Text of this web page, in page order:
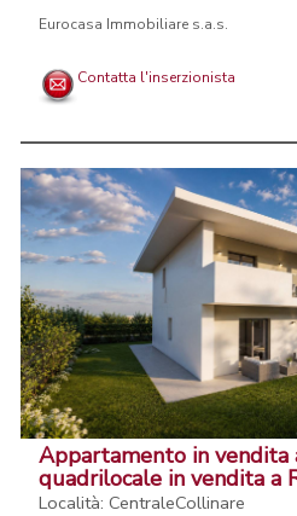
Eurocasa Immobiliare s.a.s.
Contatta l'inserzionista
Appartamento in vendita
quadrilocale in vendita a
Località: CentraleCollinare